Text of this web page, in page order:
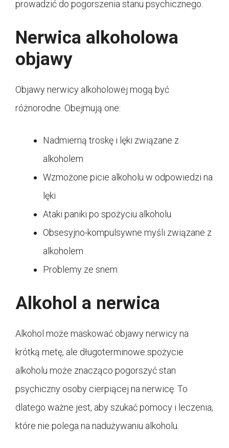
prowadzić do pogorszenia stanu psychicznego.
Nerwica alkoholowa
objawy
Objawy nerwicy alkoholowej mogą być
różnorodne. Obejmują one:
Nadmierną troskę i lęki związane z
alkoholem
Wzmożone picie alkoholu w odpowiedzi na
lęki
Ataki paniki po spożyciu alkoholu
Obsesyjno-kompulsywne myśli związane z
alkoholem
Problemy ze snem
Alkohol a nerwica
Alkohol może maskować objawy nerwicy na
krótką metę, ale długoterminowe spożycie
alkoholu może znacząco pogorszyć stan
psychiczny osoby cierpiącej na nerwicę. To
dlatego ważne jest, aby szukać pomocy i leczenia,
które nie polega na nadużywaniu alkoholu.